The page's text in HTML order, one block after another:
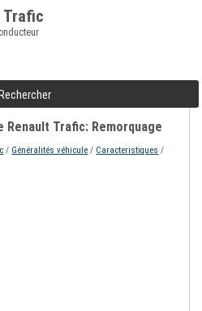
Trafic
Rechercher
Renault Trafic: Remorquage
/ Généralités véhicule / Caracteristiques /